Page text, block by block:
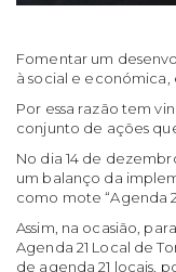
Fomentar um
à social e
Por essa razão tem
conjunto de ações
No dia 14 de
um balanço da
como mote “Agenda
Assim, na ocasião,
Agenda 21 Local de
de agenda 21 locais,